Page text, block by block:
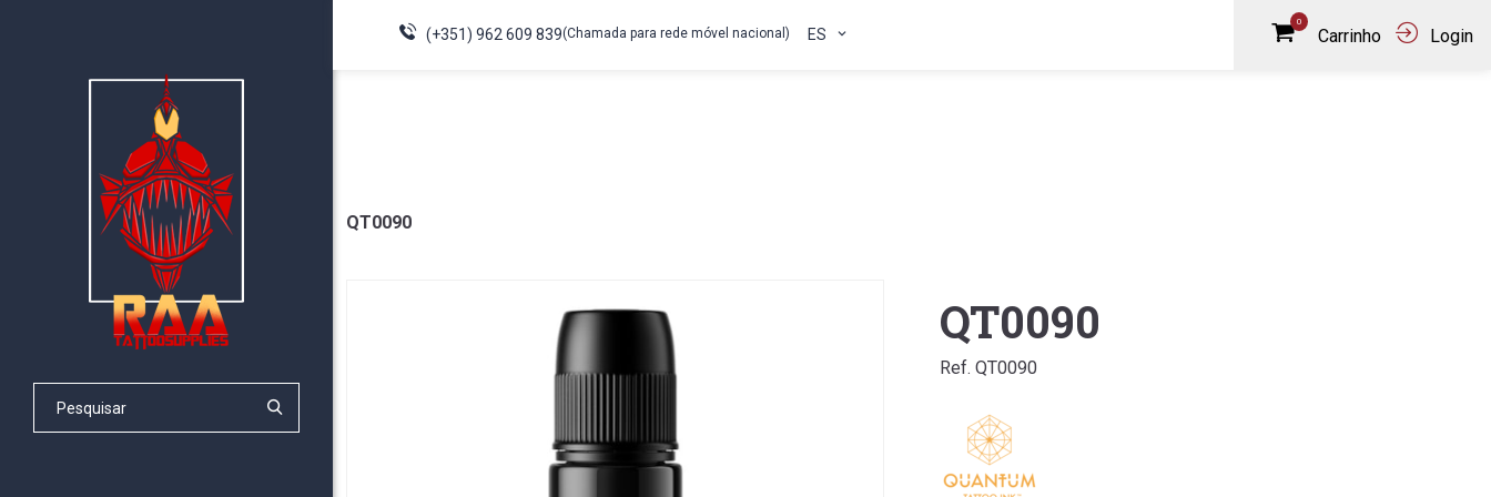
(+351) 962 609 839(Chamada para rede móvel nacional) ES
0
Carrinho Login
QT0090
QT0090
Ref. QT0090